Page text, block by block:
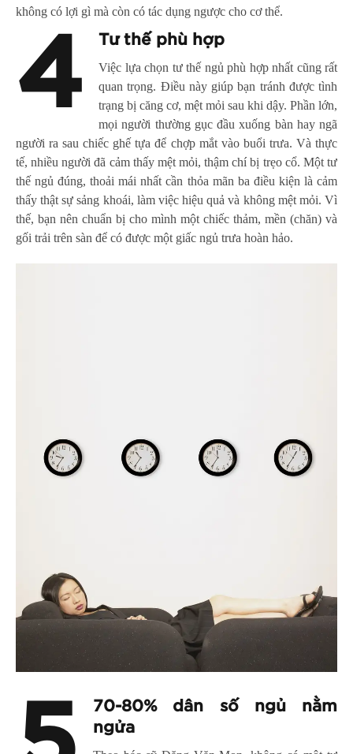
không có lợi gì mà còn có tác dụng ngược cho cơ thể.
4 Tư thế phù hợp
Việc lựa chọn tư thế ngủ phù hợp nhất cũng rất
quan trọng. Điều này giúp bạn tránh được tình
trạng bị căng cơ, mệt mỏi sau khi dậy. Phần lớn,
mọi người thường gục đầu xuống bàn hay ngã
người ra sau chiếc ghế tựa để chợp mắt vào buổi trưa. Và thực
tế, nhiều người đã cảm thấy mệt mỏi, thậm chí bị trẹo cổ. Một tư
thế ngủ đúng, thoải mái nhất cần thỏa mãn ba điều kiện là cảm
thấy thật sự sảng khoái, làm việc hiệu quả và không mệt mỏi. Vì
thế, bạn nên chuẩn bị cho mình một chiếc thảm, mền (chăn) và
gối trải trên sàn để có được một giấc ngủ trưa hoàn hảo.
70-80% dân số ngủ nằm
ngửa